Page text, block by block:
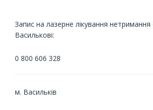
Запис на лазерне лікування нетримання
Василькові:
0 800 606 328
м. Васильків